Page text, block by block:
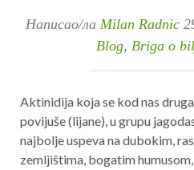
Написао/ла Milan Radnic
Blog, Briga o
Aktinidija koja se kod nas
povijuše (lijane), u grupu
najbolje uspeva na dubokim,
zemljištima, bogatim